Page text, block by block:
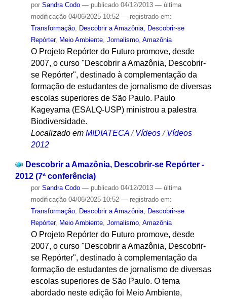
por Sandra Codo — publicado04/12/2013 — última
modificação04/06/2025 10:52 — registrado em:
Transformação,
Descobrir a Amazônia, Descobrir-se
Repórter, Meio Ambiente, Jornalismo, Amazônia
O Projeto Repórter do Futuro promove, desde
2007, o curso "Descobrir a Amazônia, Descobrir-
se Repórter", destinado à complementação da
formação de estudantes de jornalismo de diversas
escolas superiores de São Paulo. Paulo
Kageyama (ESALQ-USP) ministrou a palestra
Biodiversidade.
Localizado em MIDIATECA /Vídeos /Vídeos
2012
Descobrir a Amazônia, Descobrir-se Repórter -
2012 (7ª conferência)
por Sandra Codo — publicado04/12/2013 — última
modificação04/06/2025 10:52 — registrado em:
Transformação, Descobrir a Amazônia, Descobrir-se
Repórter, Meio Ambiente, Jornalismo, Amazônia
O Projeto Repórter do Futuro promove, desde
2007, o curso "Descobrir a Amazônia, Descobrir-
se Repórter", destinado à complementação da
formação de estudantes de jornalismo de diversas
escolas superiores de São Paulo. O tema
abordado neste edição foi Meio Ambiente,